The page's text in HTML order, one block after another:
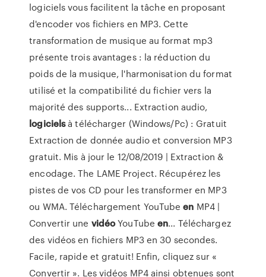
logiciels vous facilitent la tâche en proposant
d'encoder vos fichiers en MP3. Cette
transformation de musique au format mp3
présente trois avantages : la réduction du
poids de la musique, l'harmonisation du format
utilisé et la compatibilité du fichier vers la
majorité des supports... Extraction audio,
logicielsà télécharger (Windows/Pc) : Gratuit
Extraction de donnée audio et conversion MP3
gratuit. Mis à jour le 12/08/2019 | Extraction &
encodage. The LAME Project. Récupérez les
pistes de vos CD pour les transformer en MP3
ou WMA. Téléchargement YouTubeen MP4 |
Convertir une vidéoYouTubeen... Téléchargez
des vidéos en fichiers MP3 en 30 secondes.
Facile, rapide et gratuit! Enfin, cliquez sur «
Convertir ». Les vidéos MP4 ainsi obtenues sont